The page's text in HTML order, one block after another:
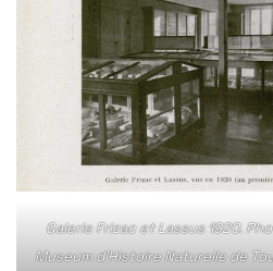
Galerie Frizac et Lassus 1920.
Museum d’Histoire Naturelle de